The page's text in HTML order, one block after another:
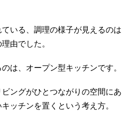
いる、調理の様子が見えるのは
由でした。
は、オープン型キッチンです。
ングがひとつながりの空間にあ
ッチンを置くという考え方。